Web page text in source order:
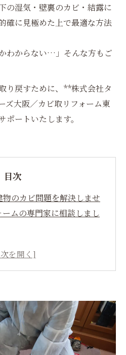
の湿気・壁裏のカビ・結露に
確に見極めた上で最適な方法
わからない…」そんな方もご
り戻すために、**株式会社タ
ズ大阪／カビ取リフォーム東
ートいたします。
目次
のカビ問題を解決しませ
ムの専門家に相談しまし
とメリット
と定期的なメンテナンス
査とアドバイス